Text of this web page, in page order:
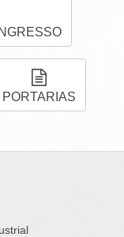
PORTARIAS